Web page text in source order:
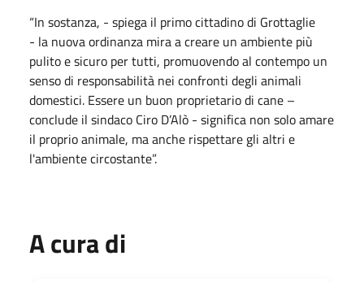
“In sostanza, - spiega il primo cittadino di Grottaglie
- la nuova ordinanza mira a creare un ambiente più
pulito e sicuro per tutti, promuovendo al contempo un
senso di responsabilità nei confronti degli animali
domestici. Essere un buon proprietario di cane –
conclude il sindaco Ciro D’Alò - significa non solo amare
il proprio animale, ma anche rispettare gli altri e
l'ambiente circostante”.
A cura di